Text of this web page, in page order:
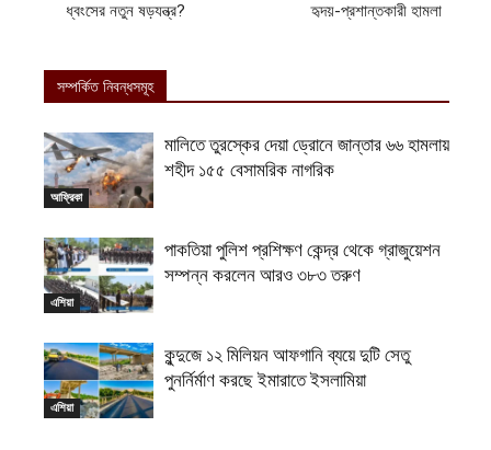
ধ্বংসের নতুন ষড়যন্ত্র?
হৃদয়-প্রশান্তকারী হামলা
সম্পর্কিত নিবন্ধসমূহ
আফ্রিকা
মালিতে তুরস্কের দেয়া ড্রোনে জান্তার ৬৬ হামলায়
শহীদ ১৫৫ বেসামরিক নাগরিক
এশিয়া
পাকতিয়া পুলিশ প্রশিক্ষণ কেন্দ্র থেকে গ্রাজুয়েশন
সম্পন্ন করলেন আরও ৩৮৩ তরুণ
এশিয়া
কুন্দুজে ১২ মিলিয়ন আফগানি ব্যয়ে দুটি সেতু
পুনর্নির্মাণ করছে ইমারাতে ইসলামিয়া